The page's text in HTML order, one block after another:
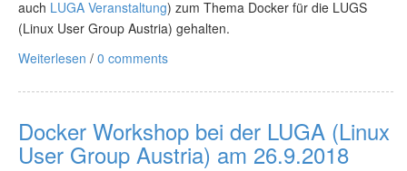
auch LUGA Veranstaltung) zum Thema Docker für die LUGS
(Linux User Group Austria) gehalten.
Weiterlesen / 0 comments
Docker Workshop bei der LUGA (Linux
User Group Austria) am 26.9.2018